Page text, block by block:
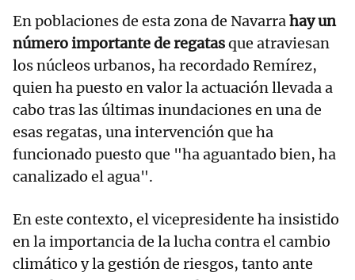
En poblaciones de esta zona de Navarra hay un
número importante de regatasque atraviesan
los núcleos urbanos, ha recordado Remírez,
quien ha puesto en valor la actuación llevada a
cabo tras las últimas inundaciones en una de
esas regatas, una intervención que ha
funcionado puesto que "ha aguantado bien, ha
canalizado el agua".
En este contexto, el vicepresidente ha insistido
en la importancia de la lucha contra el cambio
climático y la gestión de riesgos, tanto ante